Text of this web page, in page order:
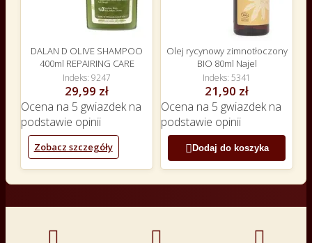
DALAN D OLIVE SHAMPOO
400ml REPAIRING CARE
Indeks 9247
29,99 zł
Ocena na 5 gwiazdek na
podstawie opinii
Zobacz szczegóły
Olej rycynowy zimnotłoczony
BIO 80ml Najel
Indeks 5341
21,90 zł
Ocena na 5 gwiazdek na
podstawie opinii
 Dodaj do koszyka
  